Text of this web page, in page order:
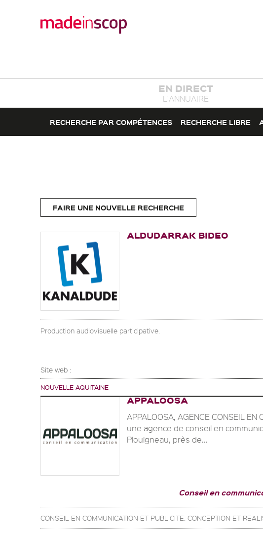
EN DIRECT
L'ANNUAIRE
RECHERCHE PAR COMPÉTENCES RECHERCHE LIBRE
FAIRE UNE NOUVELLE RECHERCHE
ALDUDARRAK BIDEO
Production audiovisuelle participative.
Site web :
NOUVELLE-AQUITAINE
APPALOOSA
APPALOOSA, AGENCE CONSEIL
une agence de conseil en
Plouigneau, près de...
Conseil en
CONSEIL EN COMMUNICATION ET PUBLICITE. CONCEPTION ET